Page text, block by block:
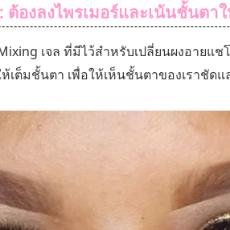
ต้องลงไพรเมอร์และเน้นชั้นตา
เจล ที่มีไว้สำหรับเปลี่ยนผงอายแช
เต็มชั้นตา เพื่อให้เห็นชั้นตาของเราชัด